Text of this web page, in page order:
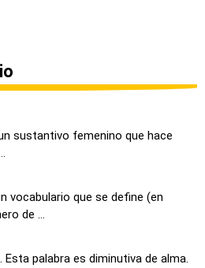
sustantivo femenino que hace
vocabulario que se define (en
de ...
palabra es diminutiva de alma.